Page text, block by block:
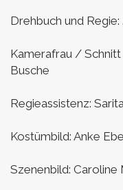
Drehbuch und
Kamerafrau /
Busche
Regieassistenz:
Kostümbild: Anke
Szenenbild: Caroline